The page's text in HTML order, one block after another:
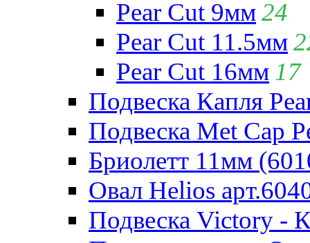
Pear Cut 9мм24
Pear Cut 11.5мм
Pear Cut 16мм 17
Подвеска Капля
Подвеска Met Cap
Бриолетт 11мм
Овал Helios
Подвеска Victory -